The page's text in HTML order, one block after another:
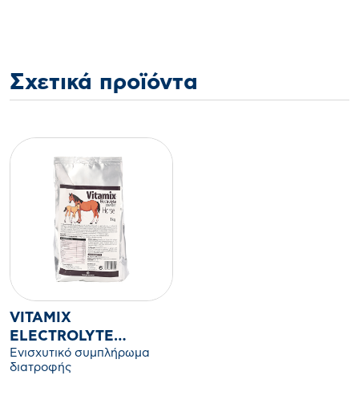
Σχετικά προϊόντα
VITAMIX
ELECTROLYTE
POWDER HORSE
Ενισχυτικό συμπλήρωμα
διατροφής